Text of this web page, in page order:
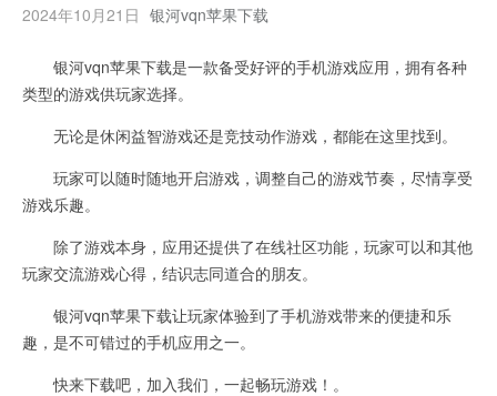
2024年10月21日 银河vqn苹果下载
银河vqn苹果下载是一款备受好评的手机游戏应用，拥有各种
类型的游戏供玩家选择。
无论是休闲益智游戏还是竞技动作游戏，都能在这里找到。
玩家可以随时随地开启游戏，调整自己的游戏节奏，尽情享受
游戏乐趣。
除了游戏本身，应用还提供了在线社区功能，玩家可以和其他
玩家交流游戏心得，结识志同道合的朋友。
银河vqn苹果下载让玩家体验到了手机游戏带来的便捷和乐
趣，是不可错过的手机应用之一。
快来下载吧，加入我们，一起畅玩游戏！。